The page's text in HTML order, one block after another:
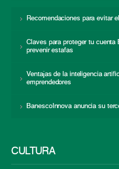
Recomendaciones para evitar
Claves para proteger tu cuenta
prevenir estafas
Ventajas de la inteligencia
emprendedores
BanescoInnova anuncia su
CULTURA